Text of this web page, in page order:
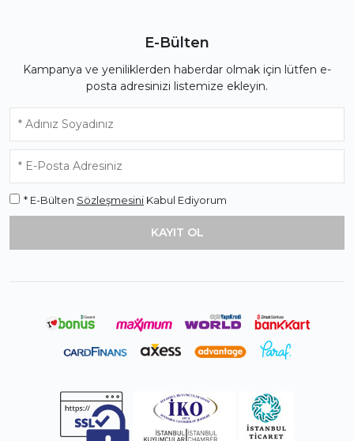
E-Bülten
Kampanya ve yeniliklerden haberdar olmak için lütfen e-
posta adresinizi listemize ekleyin.
* E-Bülten Sözleşmesini Kabul Ediyorum